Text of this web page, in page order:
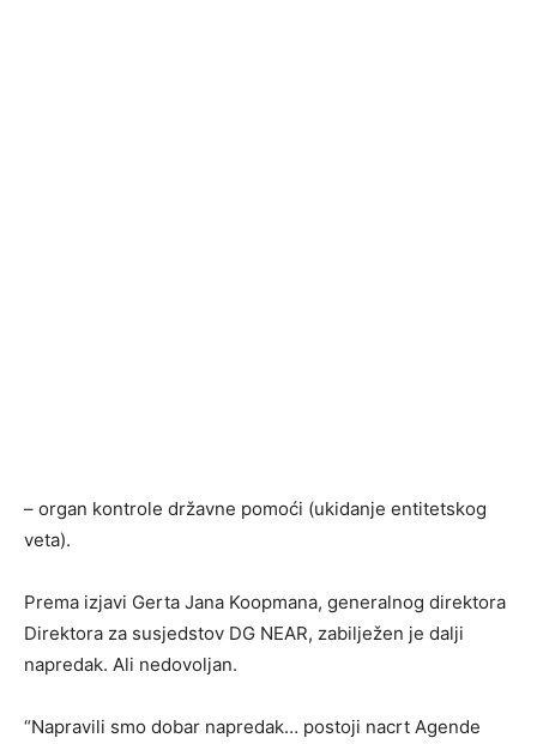
– organ kontrole državne pomoći (ukidanje entitetskog
veta).
Prema izjavi Gerta Jana Koopmana, generalnog direktora
Direktora za susjedstov DG NEAR, zabilježen je dalji
napredak. Ali nedovoljan.
“Napravili smo dobar napredak… postoji nacrt Agende